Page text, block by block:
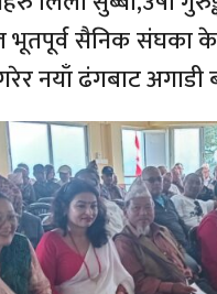
भूतपूर्व सैनिक संघका
नयाँ ढंगबाट अगाडी